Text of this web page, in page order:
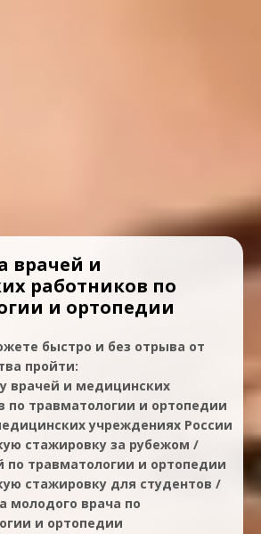
врачей и
работников по
и ортопедии
быстро и без отрыва от
пройти:
врачей и медицинских
по травматологии и ортопедии
учреждениях России
стажировку за рубежом /
по травматологии и ортопедии
стажировку для студентов /
молодого врача по
и ортопедии